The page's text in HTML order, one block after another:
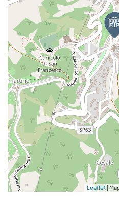
Leaflet |